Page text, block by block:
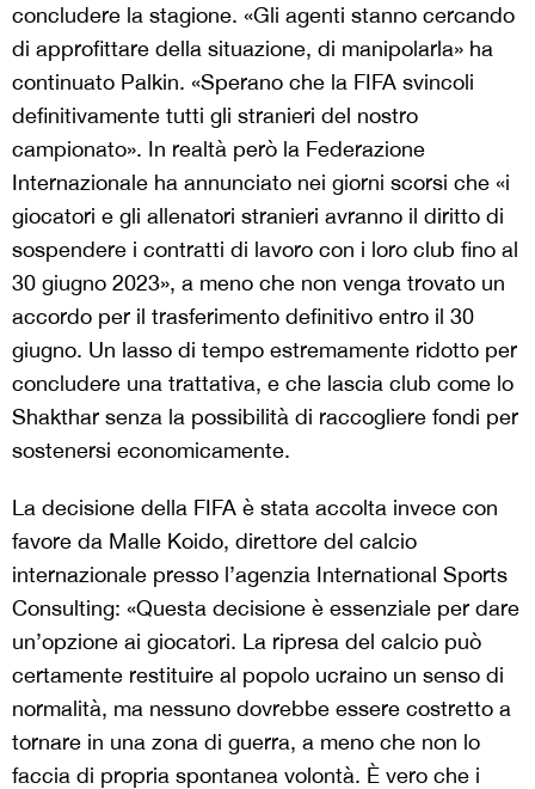
concludere la stagione. «Gli agenti stanno cercando
di approfittare della situazione, di manipolarla» ha
continuato Palkin. «Sperano che la FIFA svincoli
definitivamente tutti gli stranieri del nostro
campionato». In realtà però la Federazione
Internazionale ha annunciato nei giorni scorsi che «i
giocatori e gli allenatori stranieri avranno il diritto di
sospendere i contratti di lavoro con i loro club fino al
30 giugno 2023», a meno che non venga trovato un
accordo per il trasferimento definitivo entro il 30
giugno. Un lasso di tempo estremamente ridotto per
concludere una trattativa, e che lascia club come lo
Shakthar senza la possibilità di raccogliere fondi per
sostenersi economicamente.
La decisione della FIFA è stata accolta invece con
favore da Malle Koido, direttore del calcio
internazionale presso l’agenzia International Sports
Consulting: «Questa decisione è essenziale per dare
un’opzione ai giocatori. La ripresa del calcio può
certamente restituire al popolo ucraino un senso di
normalità, ma nessuno dovrebbe essere costretto a
tornare in una zona di guerra, a meno che non lo
faccia di propria spontanea volontà. È vero che i